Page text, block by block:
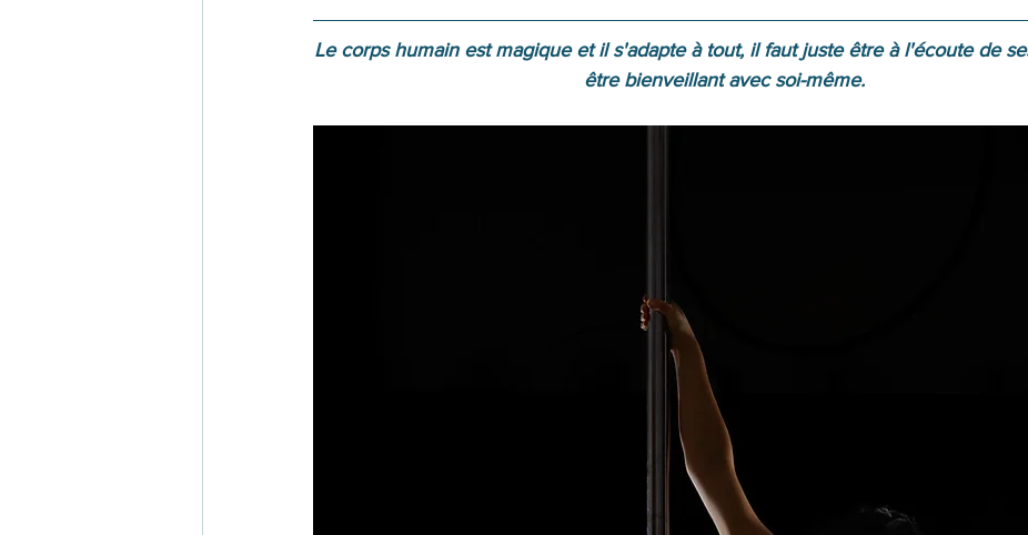
Le corps humain est magique et il s'adapte à tout, il faut juste être à l'écoute de
être bienveillant avec soi-même.